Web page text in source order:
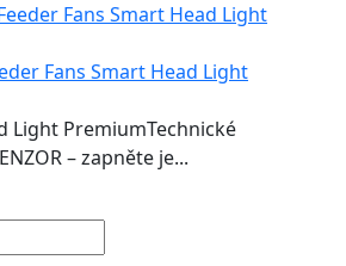
Fans Smart Head Light
Light PremiumTechnické
– zapněte je...